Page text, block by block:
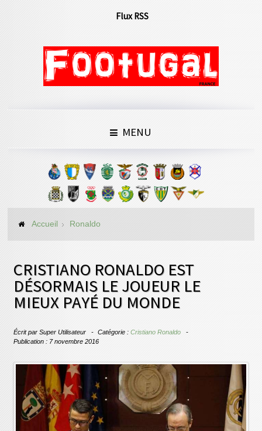
Flux RSS
MENU
Accueil Ronaldo
CRISTIANO RONALDO EST
DÉSORMAIS LE JOUEUR LE
MIEUX PAYÉ DU MONDE
Écrit parSuper Utilisateur Catégorie :Cristiano Ronaldo
Publication : 7 novembre 2016